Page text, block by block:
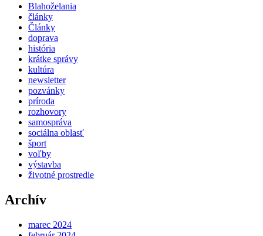
Blahoželania
články
Články
doprava
história
krátke správy
kultúra
newsletter
pozvánky
príroda
rozhovory
samospráva
sociálna oblasť
šport
voľby
výstavba
životné prostredie
Archív
marec 2024